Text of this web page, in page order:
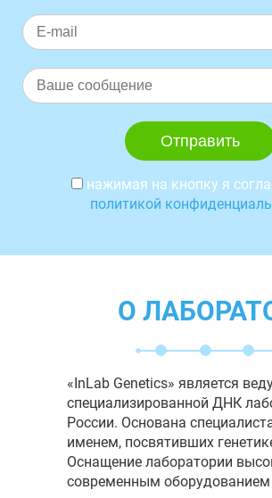
нажимая на кнопку я
политикой
О
«InLab Genetics» является
специализированной ДНК
России. Основана
именем, посвятивших
Оснащение лаборатории
современным оборудованием